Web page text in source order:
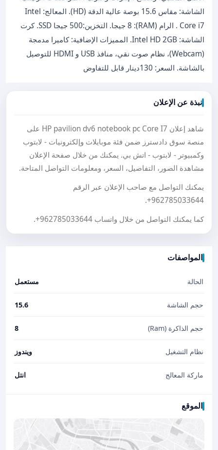
الشاشة: مقاس 15.6 بوصة عالية الدقة (HD). المعالج: Intel
Core i7 . الرام (RAM): 8 جيجا. التخزين:500 جيجا SSD. كرت
الشاشة: Intel HD 2GB. المميزات الإضافية: كاميرا مدمجة
(Webcam)، نظام صوت نقي، منافذ USB و HDMI للتوصيل
بالشاشة. السعر: 130دينار قابل للتفاوض
نبذة عن الإعلان
شاهد إعلان HP pavilion dv6 notebook pc Core I7 على
منصة سوق دادسترز ضمن فئة موبايلات وإلكترونيات - لابتوب
وكمبيوتر - لابتوب - اتش بي. يمكنك من خلال صفحة الإعلان
مشاهدة الصور، التفاصيل، السعر، ومعلومات التواصل المتاحة.
يمكنك التواصل مع صاحب الإعلان عبر الرقم
+962785033644
.
كما يمكنك التواصل من خلال واتساب +962785033644
.
المواصفات
الحالة مستعمل
حجم الشاشة 15.6
حجم الذاكرة (Ram) 8
نظام التشغيل ويندوز
ماركة المعالج انتل
الموقع